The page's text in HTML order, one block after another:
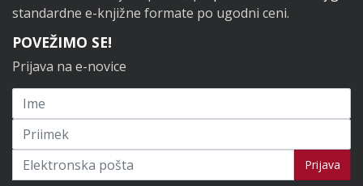
standardne e-knjižne formate po ugodni ceni.
POVEŽIMO SE!
Prijava na e-novice
Prijavi se na novice Prijava